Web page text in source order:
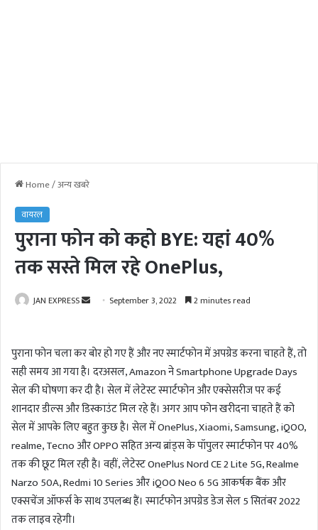
Home/अन्य खबरे
वायरल
पुराना फोन को कहो BYE: यहां 40%
तक सस्ते मिल रहे OnePlus,
JAN EXPRESS
d
a
n
e
m
a
September 3, 2022 2 minutes read
पुराना फोन चला कर बोर हो गए हैं और नए स्मार्टफोन में अपग्रेड करना चाहते हैं, तो
सही समय आ गया है। दरअसल, Amazon ने Smartphone Upgrade Days
सेल की घोषणा कर दी है। सेल में लेटेस्ट स्मार्टफोन और एक्सेसरीज पर कई
शानदार डील्स और डिस्काउंट मिल रहे हैं। अगर आप फोन खरीदना चाहते हैं को
सेल में आपके लिए बहुत कुछ है। सेल में OnePlus, Xiaomi, Samsung, iQOO,
realme, Tecno और OPPO सहित अन्य ब्रांड्स के पॉपुलर स्मार्टफोन पर 40%
तक की छूट मिल रही है। वहीं, लेटेस्ट OnePlus Nord CE 2 Lite 5G, Realme
Narzo 50A, Redmi 10 Series और iQOO Neo 6 5G आकर्षक बैंक और
एक्सचेंज ऑफर्स के साथ उपलब्ध हैं। स्मार्टफोन अपग्रेड डेज सेल 5 सितंबर 2022
तक लाइव रहेगी।